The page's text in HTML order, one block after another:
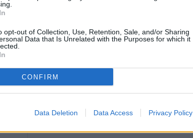
opt-out of Collection, Use, Retention, Sale, and/or Sharing
Data that Is Unrelated with the Purposes for which it
CONFIRM
Data Deletion Data Access Privacy Policy
i